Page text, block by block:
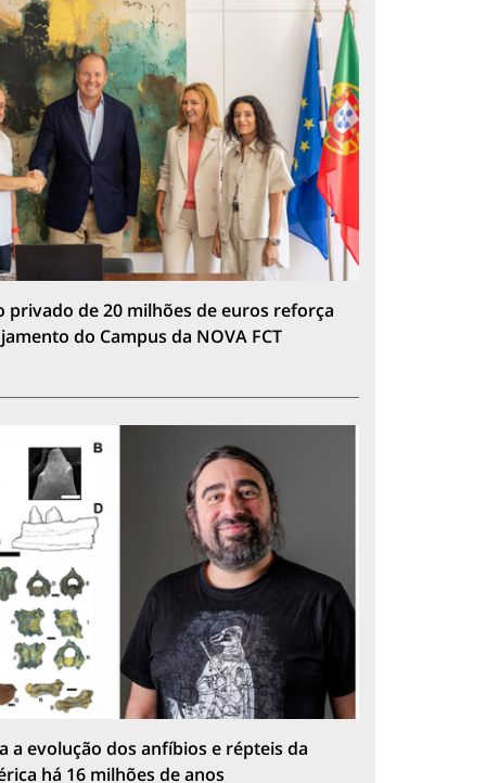
privado de 20 milhões de euros reforça
do Campus da NOVA FCT
a evolução dos anfíbios e répteis da
há 16 milhões de anos